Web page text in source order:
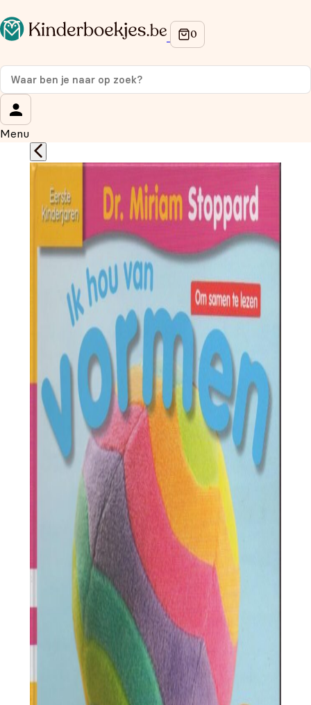
Menu
Op de hoogte blijven van onze acties?
Meld je aan voor onze nieuwsbrief en ontvang
korting
Wat is je voornaam?
Wat is je e-mailadres?*
Aanmelden
We gebruiken je gegevens om contact op te nemen,
in overeenstemming met onsprivacybeleid.